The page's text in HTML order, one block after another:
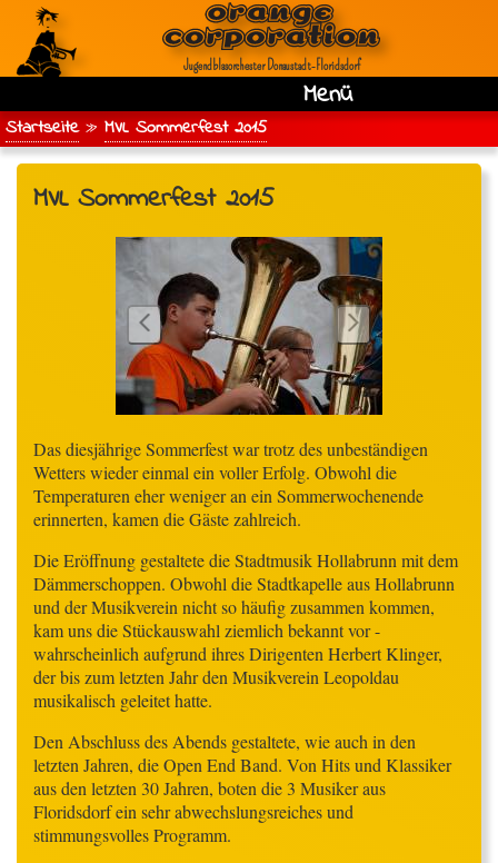
Direkt
zum
Inhalt
Jugendblasorchester Donaustadt‑Floridsdorf
Main
navigation
Menü
Breadcrumb
Startseite MVL Sommerfest 2015
MVL Sommerfest 2015
Das diesjährige Sommerfest war trotz des unbeständigen
Wetters wieder einmal ein voller Erfolg. Obwohl die
Temperaturen eher weniger an ein Sommerwochenende
erinnerten, kamen die Gäste zahlreich.
Die Eröffnung gestaltete die Stadtmusik Hollabrunn mit dem
Dämmerschoppen. Obwohl die Stadtkapelle aus Hollabrunn
und der Musikverein nicht so häufig zusammen kommen,
kam uns die Stückauswahl ziemlich bekannt vor -
wahrscheinlich aufgrund ihres Dirigenten Herbert Klinger,
der bis zum letzten Jahr den Musikverein Leopoldau
musikalisch geleitet hatte.
Den Abschluss des Abends gestaltete, wie auch in den
letzten Jahren, die Open End Band. Von Hits und Klassiker
aus den letzten 30 Jahren, boten die 3 Musiker aus
Floridsdorf ein sehr abwechslungsreiches und
stimmungsvolles Programm.